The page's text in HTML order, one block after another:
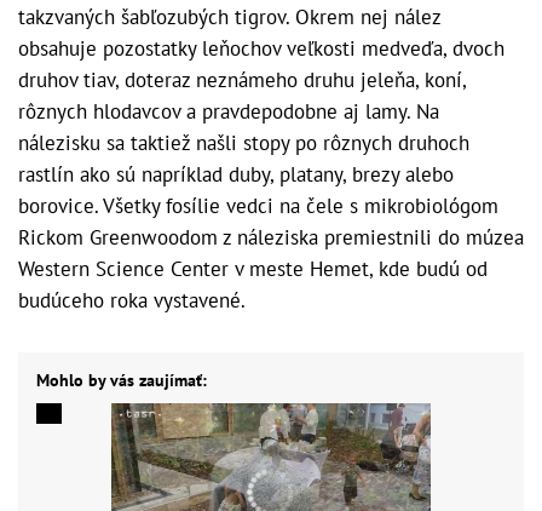
takzvaných šabľozubých tigrov. Okrem nej nález
obsahuje pozostatky leňochov veľkosti medveďa, dvoch
druhov tiav, doteraz neznámeho druhu jeleňa, koní,
rôznych hlodavcov a pravdepodobne aj lamy. Na
nálezisku sa taktiež našli stopy po rôznych druhoch
rastlín ako sú napríklad duby, platany, brezy alebo
borovice. Všetky fosílie vedci na čele s mikrobiológom
Rickom Greenwoodom z náleziska premiestnili do múzea
Western Science Center v meste Hemet, kde budú od
budúceho roka vystavené.
Mohlo by vás zaujímať: